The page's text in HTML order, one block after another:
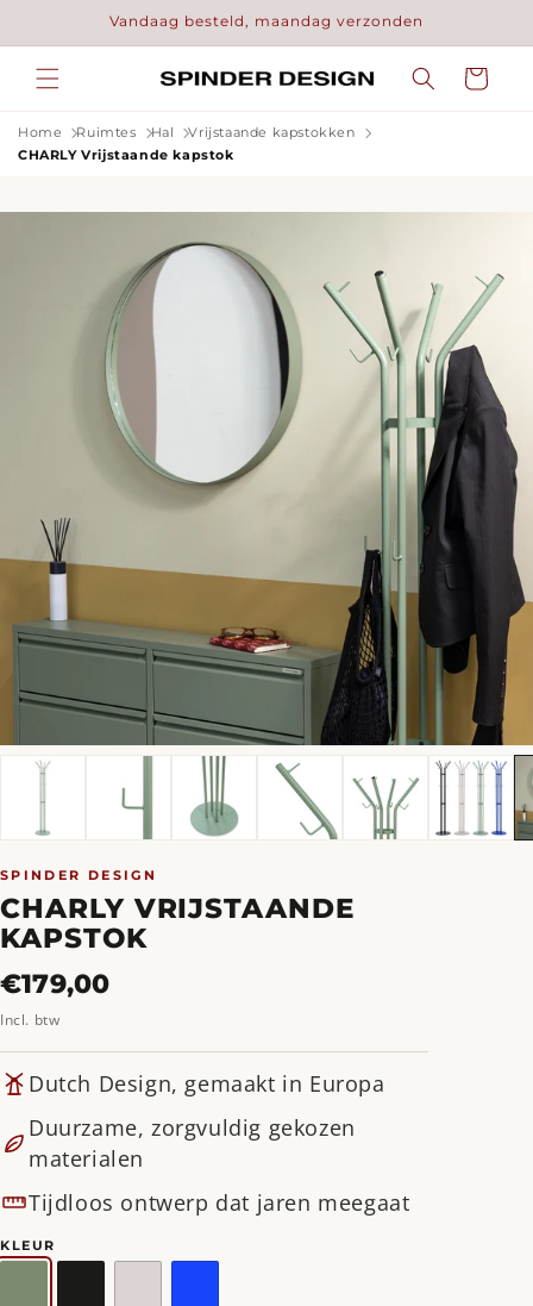
content
Vandaag besteld, maandag verzonden
Home Ruimtes Hal
Vrijstaande kapstokken
CHARLY Vrijstaande kapstok
SPINDER DESIGN
CHARLY VRIJSTAANDE
KAPSTOK
Normale
€179,00
Incl. btw
Dutch Design, gemaakt in Europa
Duurzame, zorgvuldig gekozen
materialen
Tijdloos ontwerp dat jaren meegaat
KLEUR